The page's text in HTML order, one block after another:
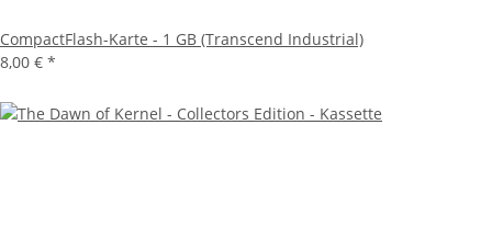
CompactFlash-Karte - 1 GB (Transcend Industrial)
8,00 € *